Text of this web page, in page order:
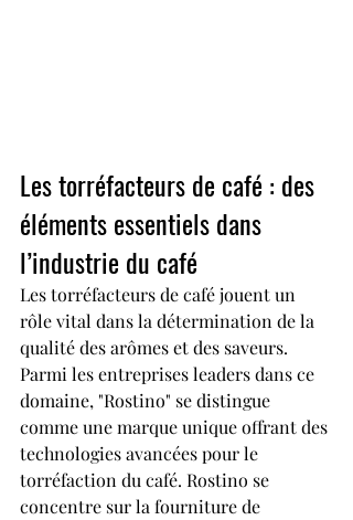
Les torréfacteurs de café : des
éléments essentiels dans
l’industrie du café
Les torréfacteurs de café jouent un
rôle vital dans la détermination de la
qualité des arômes et des saveurs.
Parmi les entreprises leaders dans ce
domaine, "Rostino" se distingue
comme une marque unique offrant des
technologies avancées pour le
torréfaction du café. Rostino se
concentre sur la fourniture de